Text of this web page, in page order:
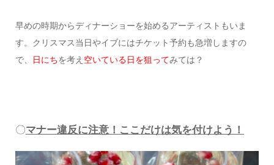
早めの時期からディナーショーを始めるアーティストもいま
す。 クリスマス当日やイブにはチケット予約も急増しますの
で、
日にちを考え 空いている日を狙ってみては？
〇マナー違反に注意！ここだけは気を付けよう！